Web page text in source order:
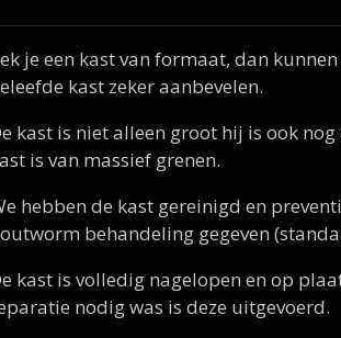
je een kast van formaat, dan
kast zeker aanbevelen.
kast is niet alleen groot hij is ook nog
is van massief grenen.
hebben de kast gereinigd en
behandeling gegeven
kast is volledig nagelopen en op
nodig was is deze uitgevoerd.